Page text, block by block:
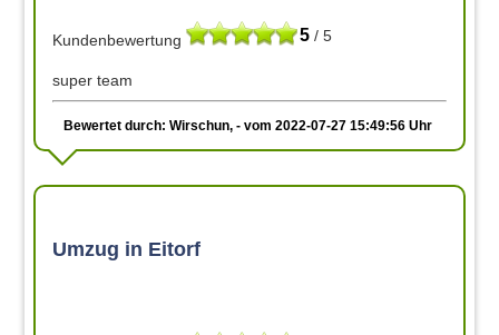
5 / 5
Kundenbewertung
super team
Bewertet durch: Wirschun, - vom 2022-07-27 15:49:56 Uhr
Umzug in Eitorf